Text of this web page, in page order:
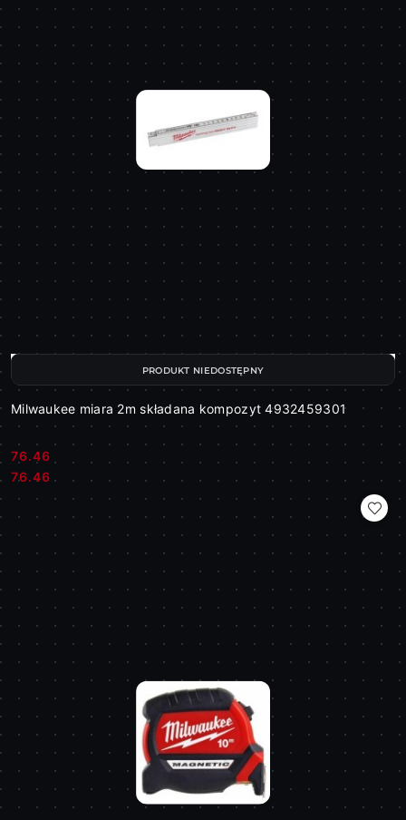
Milwaukee miara 2m składana kompozyt 4932459301
Cena:
76.46
Cena:
76.46
PRODUKT NIEDOSTĘPNY